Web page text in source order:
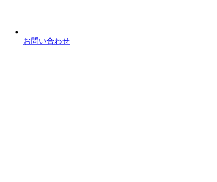
お問い合わせ